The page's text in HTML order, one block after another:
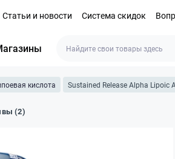
Статьи и новости Система скидок
кислота Sustained Release Alpha Lipoic
(2)